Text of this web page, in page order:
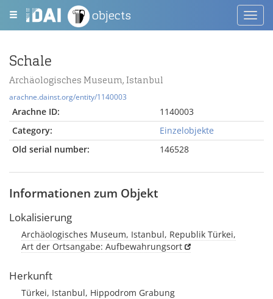
objects
Schale
Archäologisches Museum, Istanbul
arachne.dainst.org/entity/1140003
Arachne ID:
1140003
Category:
Einzelobjekte
Old serial number:
146528
Informationen zum Objekt
Lokalisierung
Archäologisches Museum, Istanbul, Republik Türkei,
Art der Ortsangabe: Aufbewahrungsort
Herkunft
Türkei, Istanbul, Hippodrom Grabung